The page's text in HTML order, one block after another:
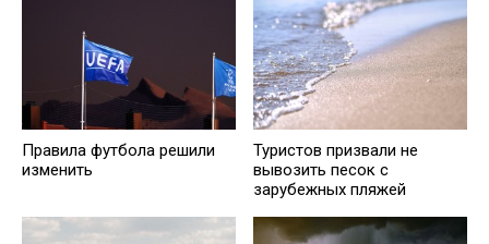
Правила футбола решили
изменить
Туристов призвали не
вывозить песок с
зарубежных пляжей